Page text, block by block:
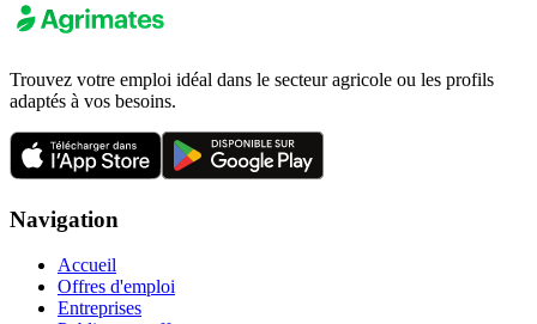
Trouvez votre emploi idéal dans le secteur agricole ou les profils
adaptés à vos besoins.
Navigation
Accueil
Offres d'emploi
Entreprises